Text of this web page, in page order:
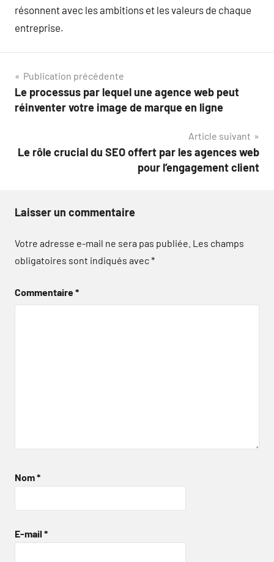
résonnent avec les ambitions et les valeurs de chaque
entreprise.
Navigation
de
Publication précédente
Le processus par lequel une agence web peut
réinventer votre image de marque en ligne
Article suivant
Le rôle crucial du SEO offert par les agences web
pour l’engagement client
Laisser un commentaire
Votre adresse e-mail ne sera pas publiée. Les champs
obligatoires sont indiqués avec*
Commentaire*
Nom*
E-mail *